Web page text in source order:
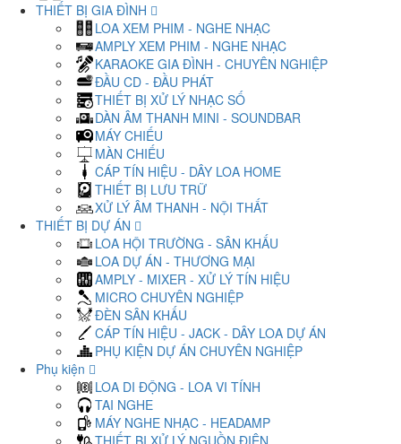
THIẾT BỊ GIA ĐÌNH
LOA XEM PHIM - NGHE NHẠC
AMPLY XEM PHIM - NGHE NHẠC
KARAOKE GIA ĐÌNH - CHUYÊN NGHIỆP
ĐẦU CD - ĐẦU PHÁT
THIẾT BỊ XỬ LÝ NHẠC SỐ
DÀN ÂM THANH MINI - SOUNDBAR
MÁY CHIẾU
MÀN CHIẾU
CÁP TÍN HIỆU - DÂY LOA HOME
THIẾT BỊ LƯU TRỮ
XỬ LÝ ÂM THANH - NỘI THẤT
THIẾT BỊ DỰ ÁN
LOA HỘI TRƯỜNG - SÂN KHẤU
LOA DỰ ÁN - THƯƠNG MẠI
AMPLY - MIXER - XỬ LÝ TÍN HIỆU
MICRO CHUYÊN NGHIỆP
ĐÈN SÂN KHẤU
CÁP TÍN HIỆU - JACK - DÂY LOA DỰ ÁN
PHỤ KIỆN DỰ ÁN CHUYÊN NGHIỆP
Phụ kiện
LOA DI ĐỘNG - LOA VI TÍNH
TAI NGHE
MÁY NGHE NHẠC - HEADAMP
THIẾT BỊ XỬ LÝ NGUỒN ĐIỆN